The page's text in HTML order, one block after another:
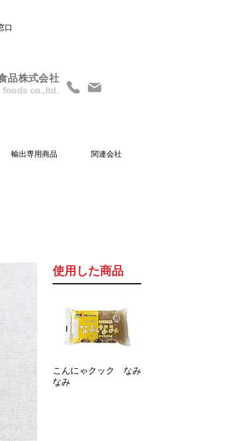
口
品株式会社
foods co.,ltd.
輸出専用商品 関連会社
使用した商品
こんにゃクック なみ
なみ